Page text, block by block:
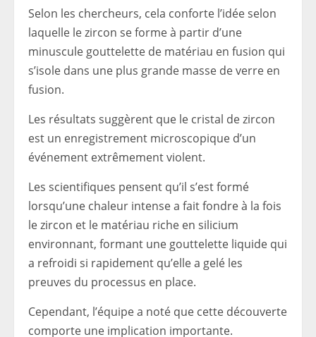
Selon les chercheurs, cela conforte l’idée selon
laquelle le zircon se forme à partir d’une
minuscule gouttelette de matériau en fusion qui
s’isole dans une plus grande masse de verre en
fusion.
Les résultats suggèrent que le cristal de zircon
est un enregistrement microscopique d’un
événement extrêmement violent.
Les scientifiques pensent qu’il s’est formé
lorsqu’une chaleur intense a fait fondre à la fois
le zircon et le matériau riche en silicium
environnant, formant une gouttelette liquide qui
a refroidi si rapidement qu’elle a gelé les
preuves du processus en place.
Cependant, l’équipe a noté que cette découverte
comporte une implication importante.